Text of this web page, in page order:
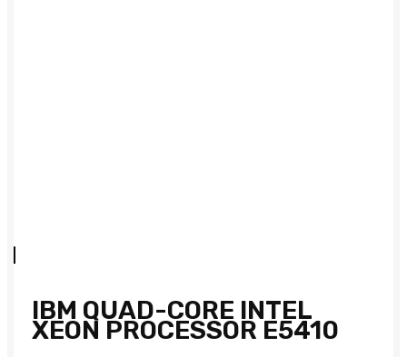
IBM QUAD-CORE INTEL
XEON PROCESSOR E5410